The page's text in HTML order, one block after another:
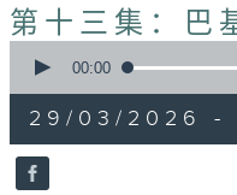
第十三集：巴
seconds
55
minutes,
0
seconds
90%
00:00
29/03/2026 -